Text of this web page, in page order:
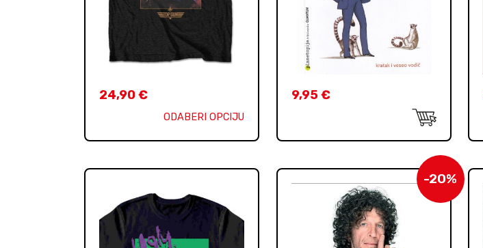
24,90€
ODABERI OPCIJU
9,95€
-20%